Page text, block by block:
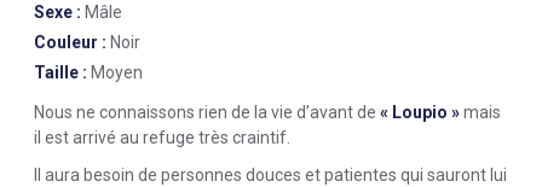
Sexe : Mâle
Couleur : Noir
Taille : Moyen
Nous ne connaissons rien de la vie d’avant de « Loupio »mais
il est arrivé au refuge très craintif.
Il aura besoin de personnes douces et patientes qui sauront lui